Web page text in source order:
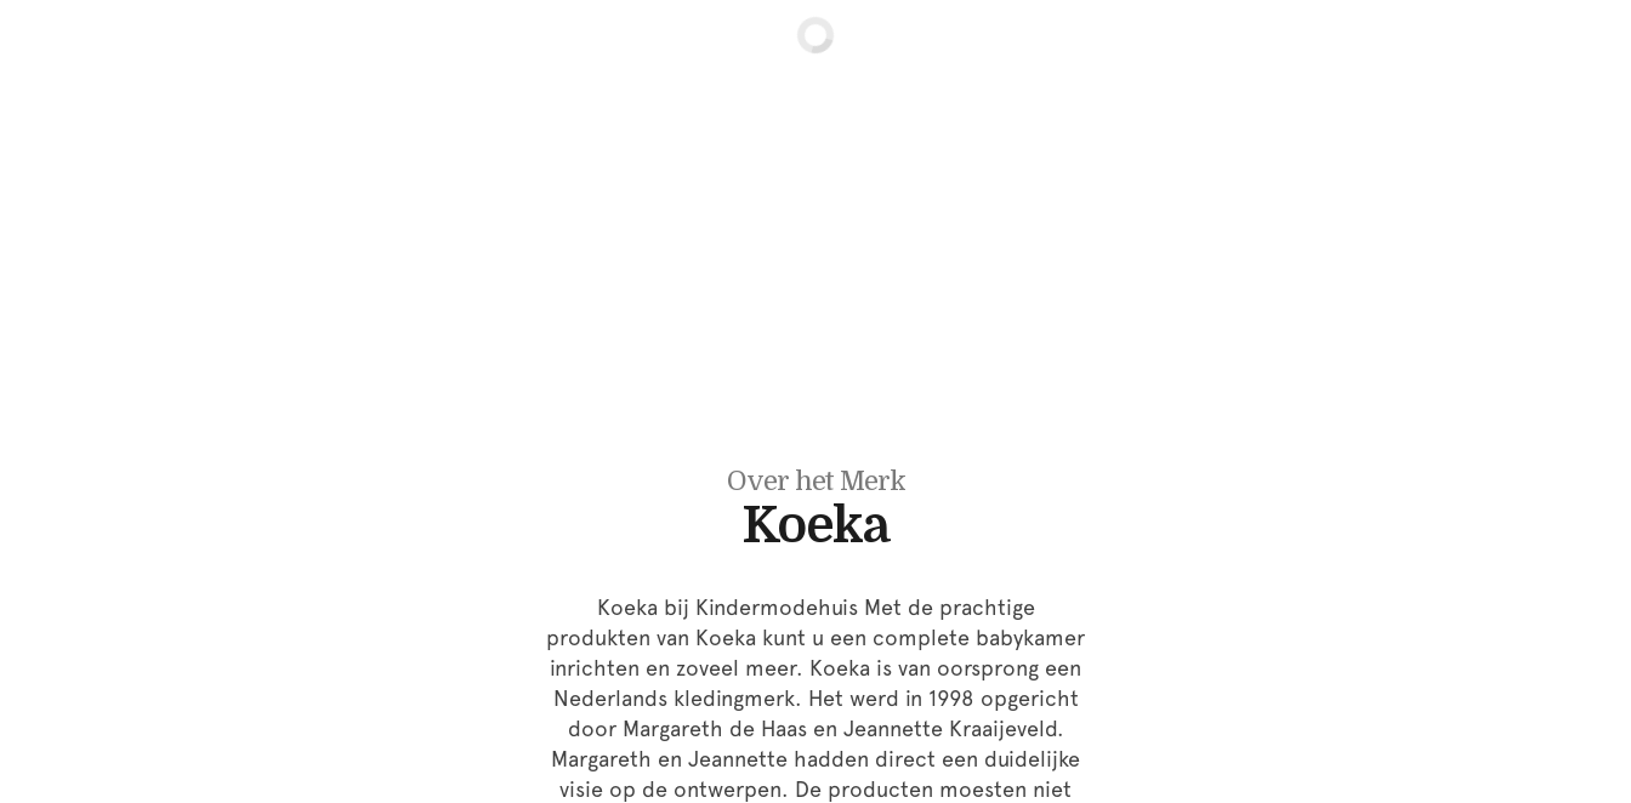
Over het Merk
Koeka
Koeka bij Kindermodehuis Met de prachtige
produkten van Koeka kunt u een complete babykamer
inrichten en zoveel meer. Koeka is van oorsprong een
Nederlands kledingmerk. Het werd in 1998 opgericht
door Margareth de Haas en Jeannette Kraaijeveld.
Margareth en Jeannette hadden direct een duidelijke
visie op de ontwerpen. De producten moesten niet